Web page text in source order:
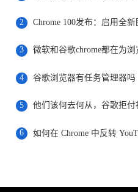
2
3
4 谷歌浏览器有任务管理器吗
5
6